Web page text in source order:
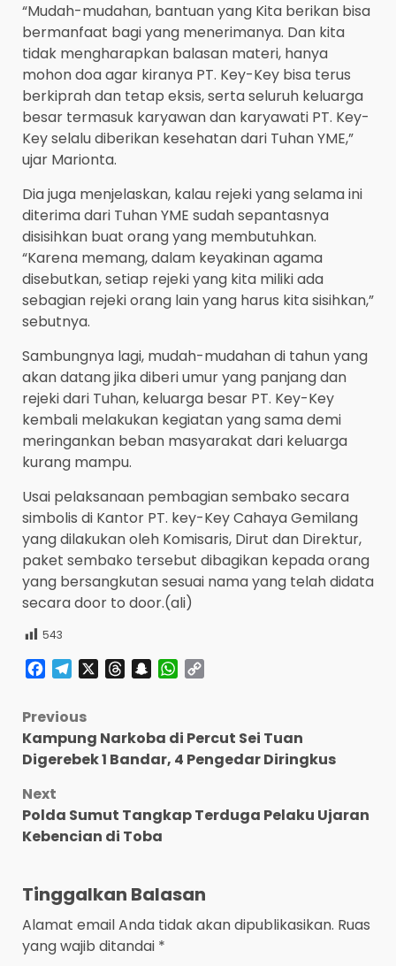
“Mudah-mudahan, bantuan yang Kita berikan bisa
bermanfaat bagi yang menerimanya. Dan kita
tidak mengharapkan balasan materi, hanya
mohon doa agar kiranya PT. Key-Key bisa terus
berkiprah dan tetap eksis, serta seluruh keluarga
besar termasuk karyawan dan karyawati PT. Key-
Key selalu diberikan kesehatan dari Tuhan YME,”
ujar Marionta.
Dia juga menjelaskan, kalau rejeki yang selama ini
diterima dari Tuhan YME sudah sepantasnya
disisihkan buat orang yang membutuhkan.
“Karena memang, dalam keyakinan agama
disebutkan, setiap rejeki yang kita miliki ada
sebagian rejeki orang lain yang harus kita sisihkan,”
sebutnya.
Sambungnya lagi, mudah-mudahan di tahun yang
akan datang jika diberi umur yang panjang dan
rejeki dari Tuhan, keluarga besar PT. Key-Key
kembali melakukan kegiatan yang sama demi
meringankan beban masyarakat dari keluarga
kurang mampu.
Usai pelaksanaan pembagian sembako secara
simbolis di Kantor PT. key-Key Cahaya Gemilang
yang dilakukan oleh Komisaris, Dirut dan Direktur,
paket sembako tersebut dibagikan kepada orang
yang bersangkutan sesuai nama yang telah didata
secara door to door.(ali)
543
Facebook
TelegramThreadsSnapchatWhatsApp
Post
navigation
Previous
Kampung Narkoba di Percut Sei Tuan
Digerebek 1 Bandar, 4 Pengedar Diringkus
Next
Polda Sumut Tangkap Terduga Pelaku Ujaran
Kebencian di Toba
Tinggalkan Balasan
Alamat email Anda tidak akan dipublikasikan. Ruas
yang wajib ditandai *